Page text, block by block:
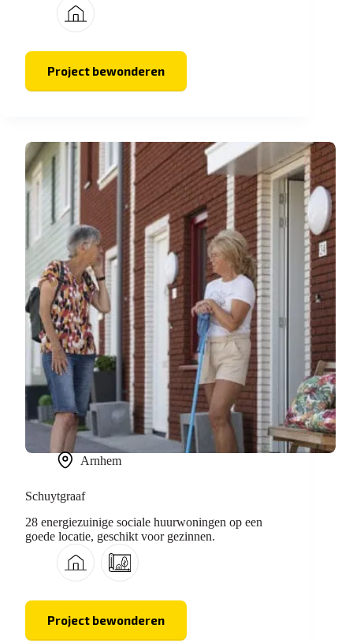
Project bewonderen
De
Buitenplaats
Arnhem
Schuytgraaf
28 energiezuinige sociale huurwoningen op een
goede locatie, geschikt voor gezinnen.
Project bewonderen
Schuytgraaf